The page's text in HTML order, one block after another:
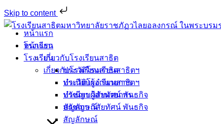
Skip to content
Skip
contentหน้าแรก
โรงเรียน
เกี่ยวกับโรงเรียนสาธิต
ประวัติโรงเรียนสาธิตฯ
ทำเนียบผู้อำนวยการ
ปรัชญา วิสัยทัศน์ พันธกิจ
สัญลักษณ์
หน้าแรก
โรงเรียน
เกี่ยวกับโรงเรียนสาธิต
ประวัติโรงเรียนสาธิตฯ
ทำเนียบผู้อำนวยการ
ปรัชญา วิสัยทัศน์ พันธกิจ
สัญลักษณ์